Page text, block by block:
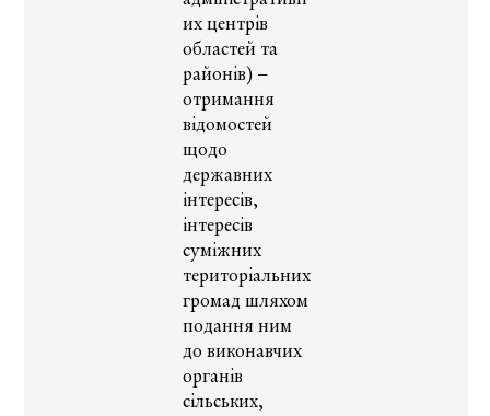
их центрів
областей та
районів) –
отримання
відомостей
щодо
державних
інтересів,
інтересів
суміжних
територіальних
громад шляхом
подання ним
до виконавчих
органів
сільських,